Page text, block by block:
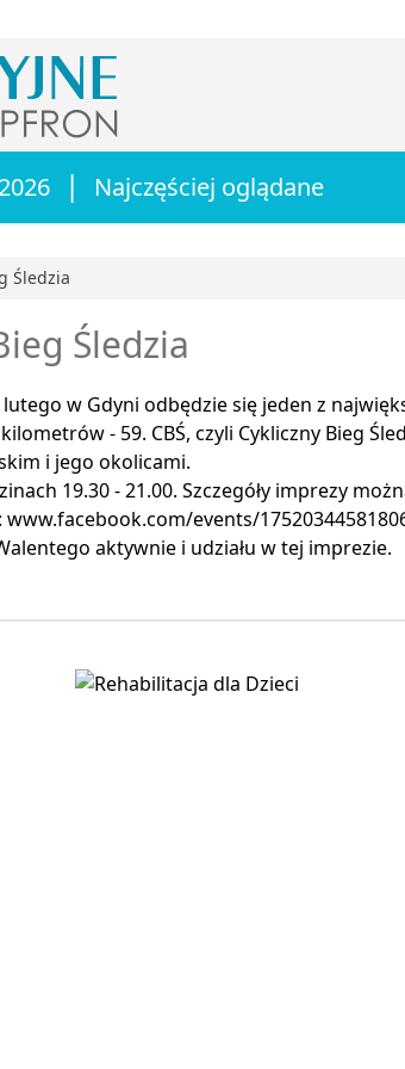
| Najczęściej oglądane
Śledzia
Śledzia
w Gdyni odbędzie się jeden z
- 59. CBŚ, czyli Cykliczny Bieg
i jego okolicami.
19.30 - 21.00. Szczegóły imprezy
events/
aktywnie i udziału w tej imprezie.